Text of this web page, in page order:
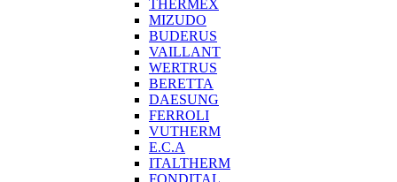
THERMEX
MIZUDO
BUDERUS
VAILLANT
WERTRUS
BERETTA
DAESUNG
FERROLI
VUTHERM
E.C.A
ITALTHERM
FONDITAL